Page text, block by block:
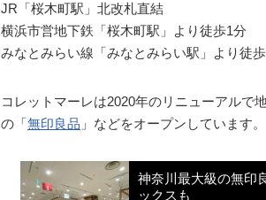
JR「桜木町駅」北改札直結
横浜市営地下鉄「桜木町駅」より徒歩1分
みなとみらい線「みなとみらい駅」より徒
コレットマーレは2020年のリニューアルで
の「無印良品 」などをオープンしています。
神奈川最大級の無印
ックスも